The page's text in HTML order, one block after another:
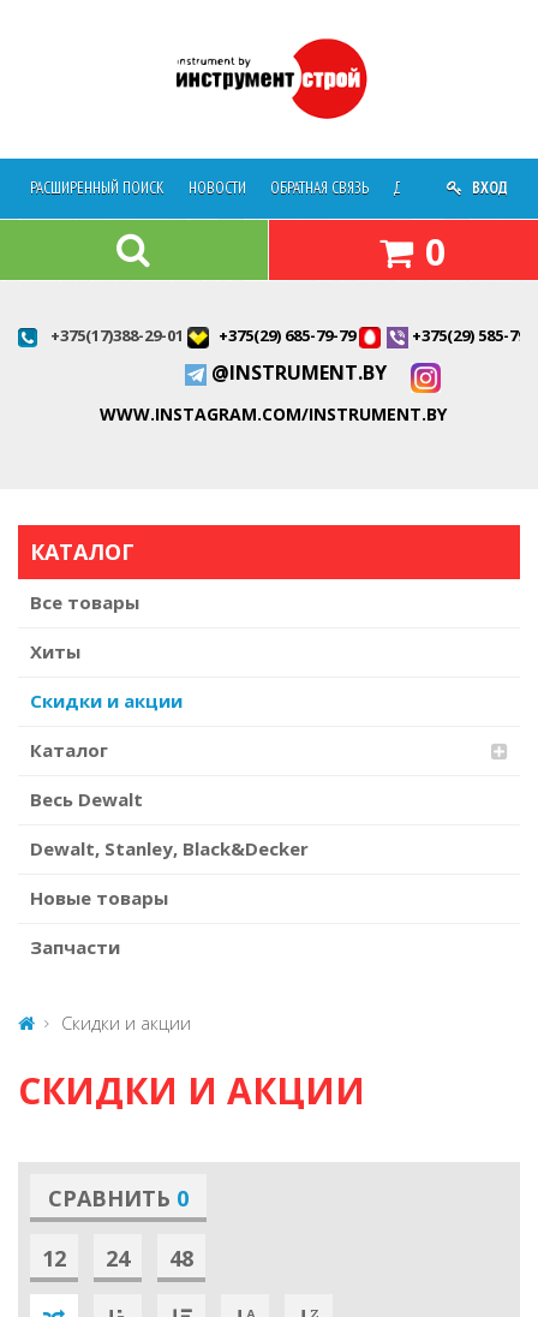
РАСШИРЕННЫЙ ПОИСК НОВОСТИ ОБРАТНАЯ СВЯЗЬ ДОСТАВКА О
ВХОД
0
+375(17)388-29-01 +375(29) 685-79-79 +375(29) 585-79-
@INSTRUMENT.BY
WWW.INSTAGRAM.COM/INSTRUMENT.BY
КАТАЛОГ
Все товары
Хиты
Скидки и акции
Каталог
Весь Dewalt
Dewalt, Stanley, Black&Decker
Новые товары
Запчасти
Скидки и акции
СКИДКИ И АКЦИИ
СРАВНИТЬ 0
12 24 48